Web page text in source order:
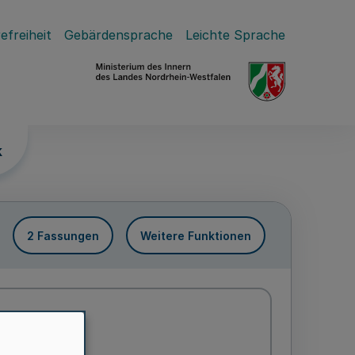
Gebärdensprache Leichte Sprache
2 Fassungen Weitere Funktionen